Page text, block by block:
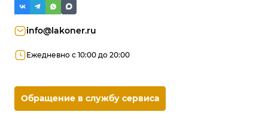
info@lakoner.ru
Ежедневно с 10:00 до 20:00
Обращение в службу сервиса